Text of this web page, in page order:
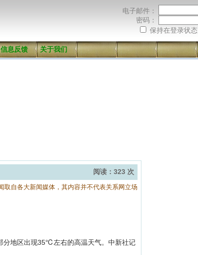
电子邮件：
密码：
保持在登录状态
信息反馈 关于我们
阅读：323 次
取自各大新闻媒体，其内容并不代表关系网立场
分地区出现35℃左右的高温天气。中新社记